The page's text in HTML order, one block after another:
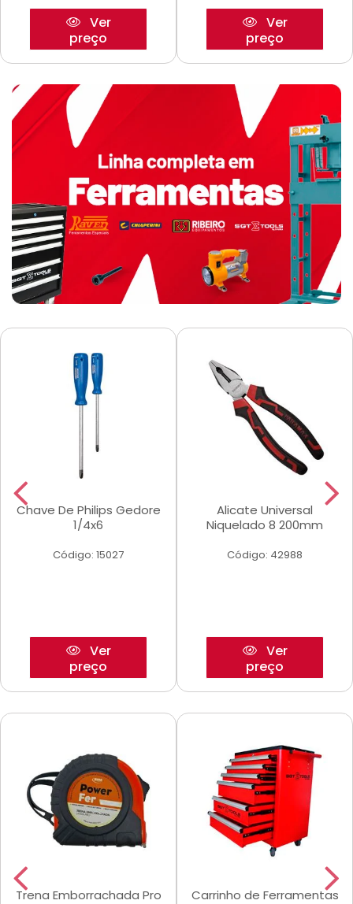
Ver
preço
Ver
preço
Chave De Philips Gedore
1/4x6
Código: 15027
Ver
preço
Alicate Universal
Niquelado 8 200mm
Código: 42988
Ver
preço
Trena Emborrachada Pro
Carrinho de Ferramentas